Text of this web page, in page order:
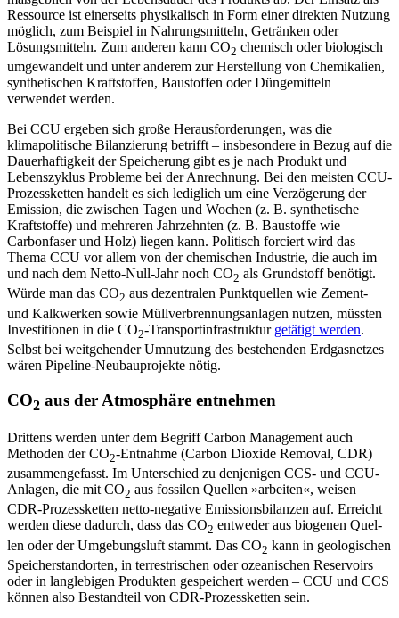
Ressource ist einerseits physikalisch in Form einer direkten Nutzung
möglich, zum Beispiel in Nahrungsmitteln, Getränken oder
Lösungs­mitteln. Zum anderen kann CO2 chemisch oder biologisch
umgewandelt und unter anderem zur Herstellung von Chemikalien,
synthetischen Kraftstoffen, Baustoffen oder Düngemitteln
verwendet werden.
Bei CCU ergeben sich große Herausforderungen, was die
klimapolitische Bilanzierung betrifft – insbesondere in Bezug auf die
Dauerhaftigkeit der Speicherung gibt es je nach Produkt und
Lebenszyklus Probleme bei der Anrechnung. Bei den meisten CCU-
Prozessketten handelt es sich lediglich um eine Verzögerung der
Emission, die zwi­schen Tagen und Wochen (z. B. synthetische
Kraftstoffe) und mehreren Jahrzehnten (z. B. Baustoffe wie
Carbonfaser und Holz) liegen kann. Politisch forciert wird das
Thema CCU vor allem von der chemischen Industrie, die auch im
und nach dem Netto-Null-Jahr noch CO2 als Grundstoff benötigt.
Würde man das CO2 aus dezentralen Punktquellen wie Zement-
und Kalkwerken sowie Müll­verbrennungsanlagen nutzen, müssten
In­vestitionen in die CO2-Transportinfrastruk­tur getätigt werden.
Selbst bei weitgehender Umnutzung des bestehenden Erdgasnetzes
wären Pipeline-Neubauprojekte nötig.
CO2 aus der Atmosphäre entnehmen
Drittens werden unter dem Begriff Carbon Management auch
Methoden der CO2-Ent­nahme (Carbon Dioxide Removal, CDR)
zu­sammengefasst. Im Unterschied zu den­jenigen CCS- und CCU-
Anlagen, die mit CO2 aus fossilen Quellen »arbeiten«, weisen
CDR-Prozessketten netto-negative Emissions­bilanzen auf. Erreicht
werden diese dadurch, dass das CO2 entweder aus biogenen Quel­
len oder der Umgebungsluft stammt. Das CO2 kann in geologischen
Speicherstand­orten, in terrestrischen oder ozeanischen Reservoirs
oder in langlebigen Produkten gespeichert werden – CCU und CCS
kön­nen also Bestandteil von CDR-Prozessketten sein.